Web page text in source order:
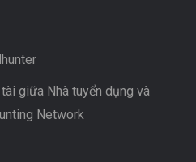
giữa Nhà tuyển dụng và
Network